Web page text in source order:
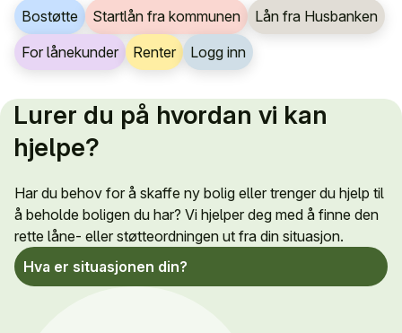
Bostøtte Startlån fra kommunen
Lån fra Husbanken
For lånekunder
Renter Logg inn
Lurer du på hvordan vi kan
hjelpe?
Har du behov for å skaffe ny bolig eller trenger du hjelp til
å beholde boligen du har? Vi hjelper deg med å finne den
rette låne- eller støtteordningen ut fra din situasjon.
Hva er situasjonen din?